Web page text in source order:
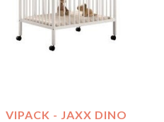
VIPACK - JAXX DINO